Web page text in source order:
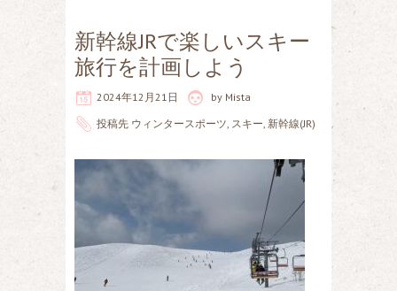
新幹線JRで楽しいスキー
旅行を計画しよう
2024年12月21日 by Mista
投稿先 ウィンタースポーツ, スキー, 新幹線(JR)